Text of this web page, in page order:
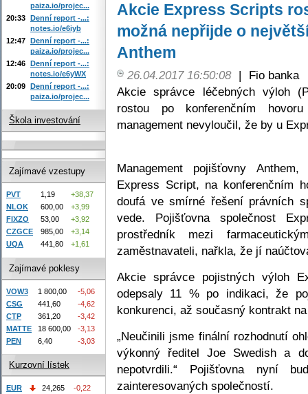
Akcie Express Scripts
možná nepřijde o
Anthem
26.04.2017 16:50:08 |
Fio banka
Akcie správce léčebných výloh
rostou po konferenčním
management nevyloučil, že by u
Management pojišťovny
Express Script, na konferenčním
doufá ve smírné řešení právních
vede. Pojišťovna společnost
prostředník mezi
zaměstnavateli, nařkla, že jí
Akcie správce pojistných výloh
odepsaly 11 % po indikaci, že
konkurenci, až současný kontrakt
„Neučinili jsme finální rozhodnutí
výkonný ředitel Joe Swedish a
nepotvrdili.“ Pojišťovna nyní
zainteresovaných společností.
paiza.io/projec...
20:33 Denní report -...:
notes.io/e6iyb
12:47 Denní report -...:
paiza.io/projec...
12:46 Denní report -...:
notes.io/e6yWX
20:09 Denní report -...:
paiza.io/projec...
Škola investování
Zajímavé vzestupy
PVT 1,19
+38,37
NLOK
600,00
+3,99
FIXZO
53,00
+3,92
CZGCE
985,00
+3,14
UQA
441,80 +1,61
Zajímavé poklesy
VOW3 1 800,00
-5,06
CSG
441,60
-4,62
CTP
361,20
-3,42
MATTE
18 600,00
-3,13
PEN
6,40 -3,03
Kurzovní lístek
EUR 24,265
-0,22